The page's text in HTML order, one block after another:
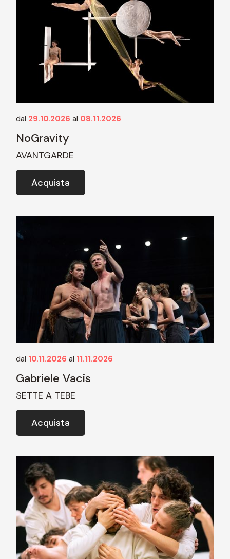
dal 29.10.2026 al 08.11.2026
NoGravity
AVANTGARDE
Acquista
dal 10.11.2026 al 11.11.2026
Gabriele Vacis
SETTE A TEBE
Acquista